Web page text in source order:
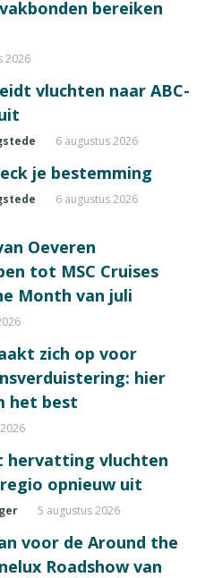
bereiken
2026
vluchten naar ABC-
6 augustus 2026
je bestemming
6 augustus 2026
Oeveren
tot MSC Cruises
Month van juli
zich op voor
hier
het best
hervatting vluchten
opnieuw uit
5 augustus 2026
voor de Around the
Roadshow van